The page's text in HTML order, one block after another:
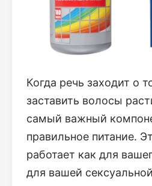
Когда речь заходит о
заставить волосы
самый важный
правильное питание.
работает как для
для вашей